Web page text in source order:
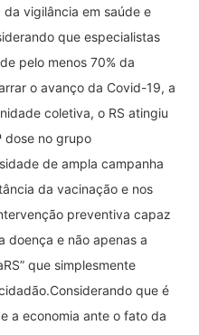
vigilância em saúde e
que especialistas
pelo menos 70% da
o avanço da Covid-19, a
coletiva, o RS atingiu
dose no grupo
de ampla campanha
da vacinação e nos
preventiva capaz
doença e não apenas a
que simplesmente
que é
a economia ante o fato da